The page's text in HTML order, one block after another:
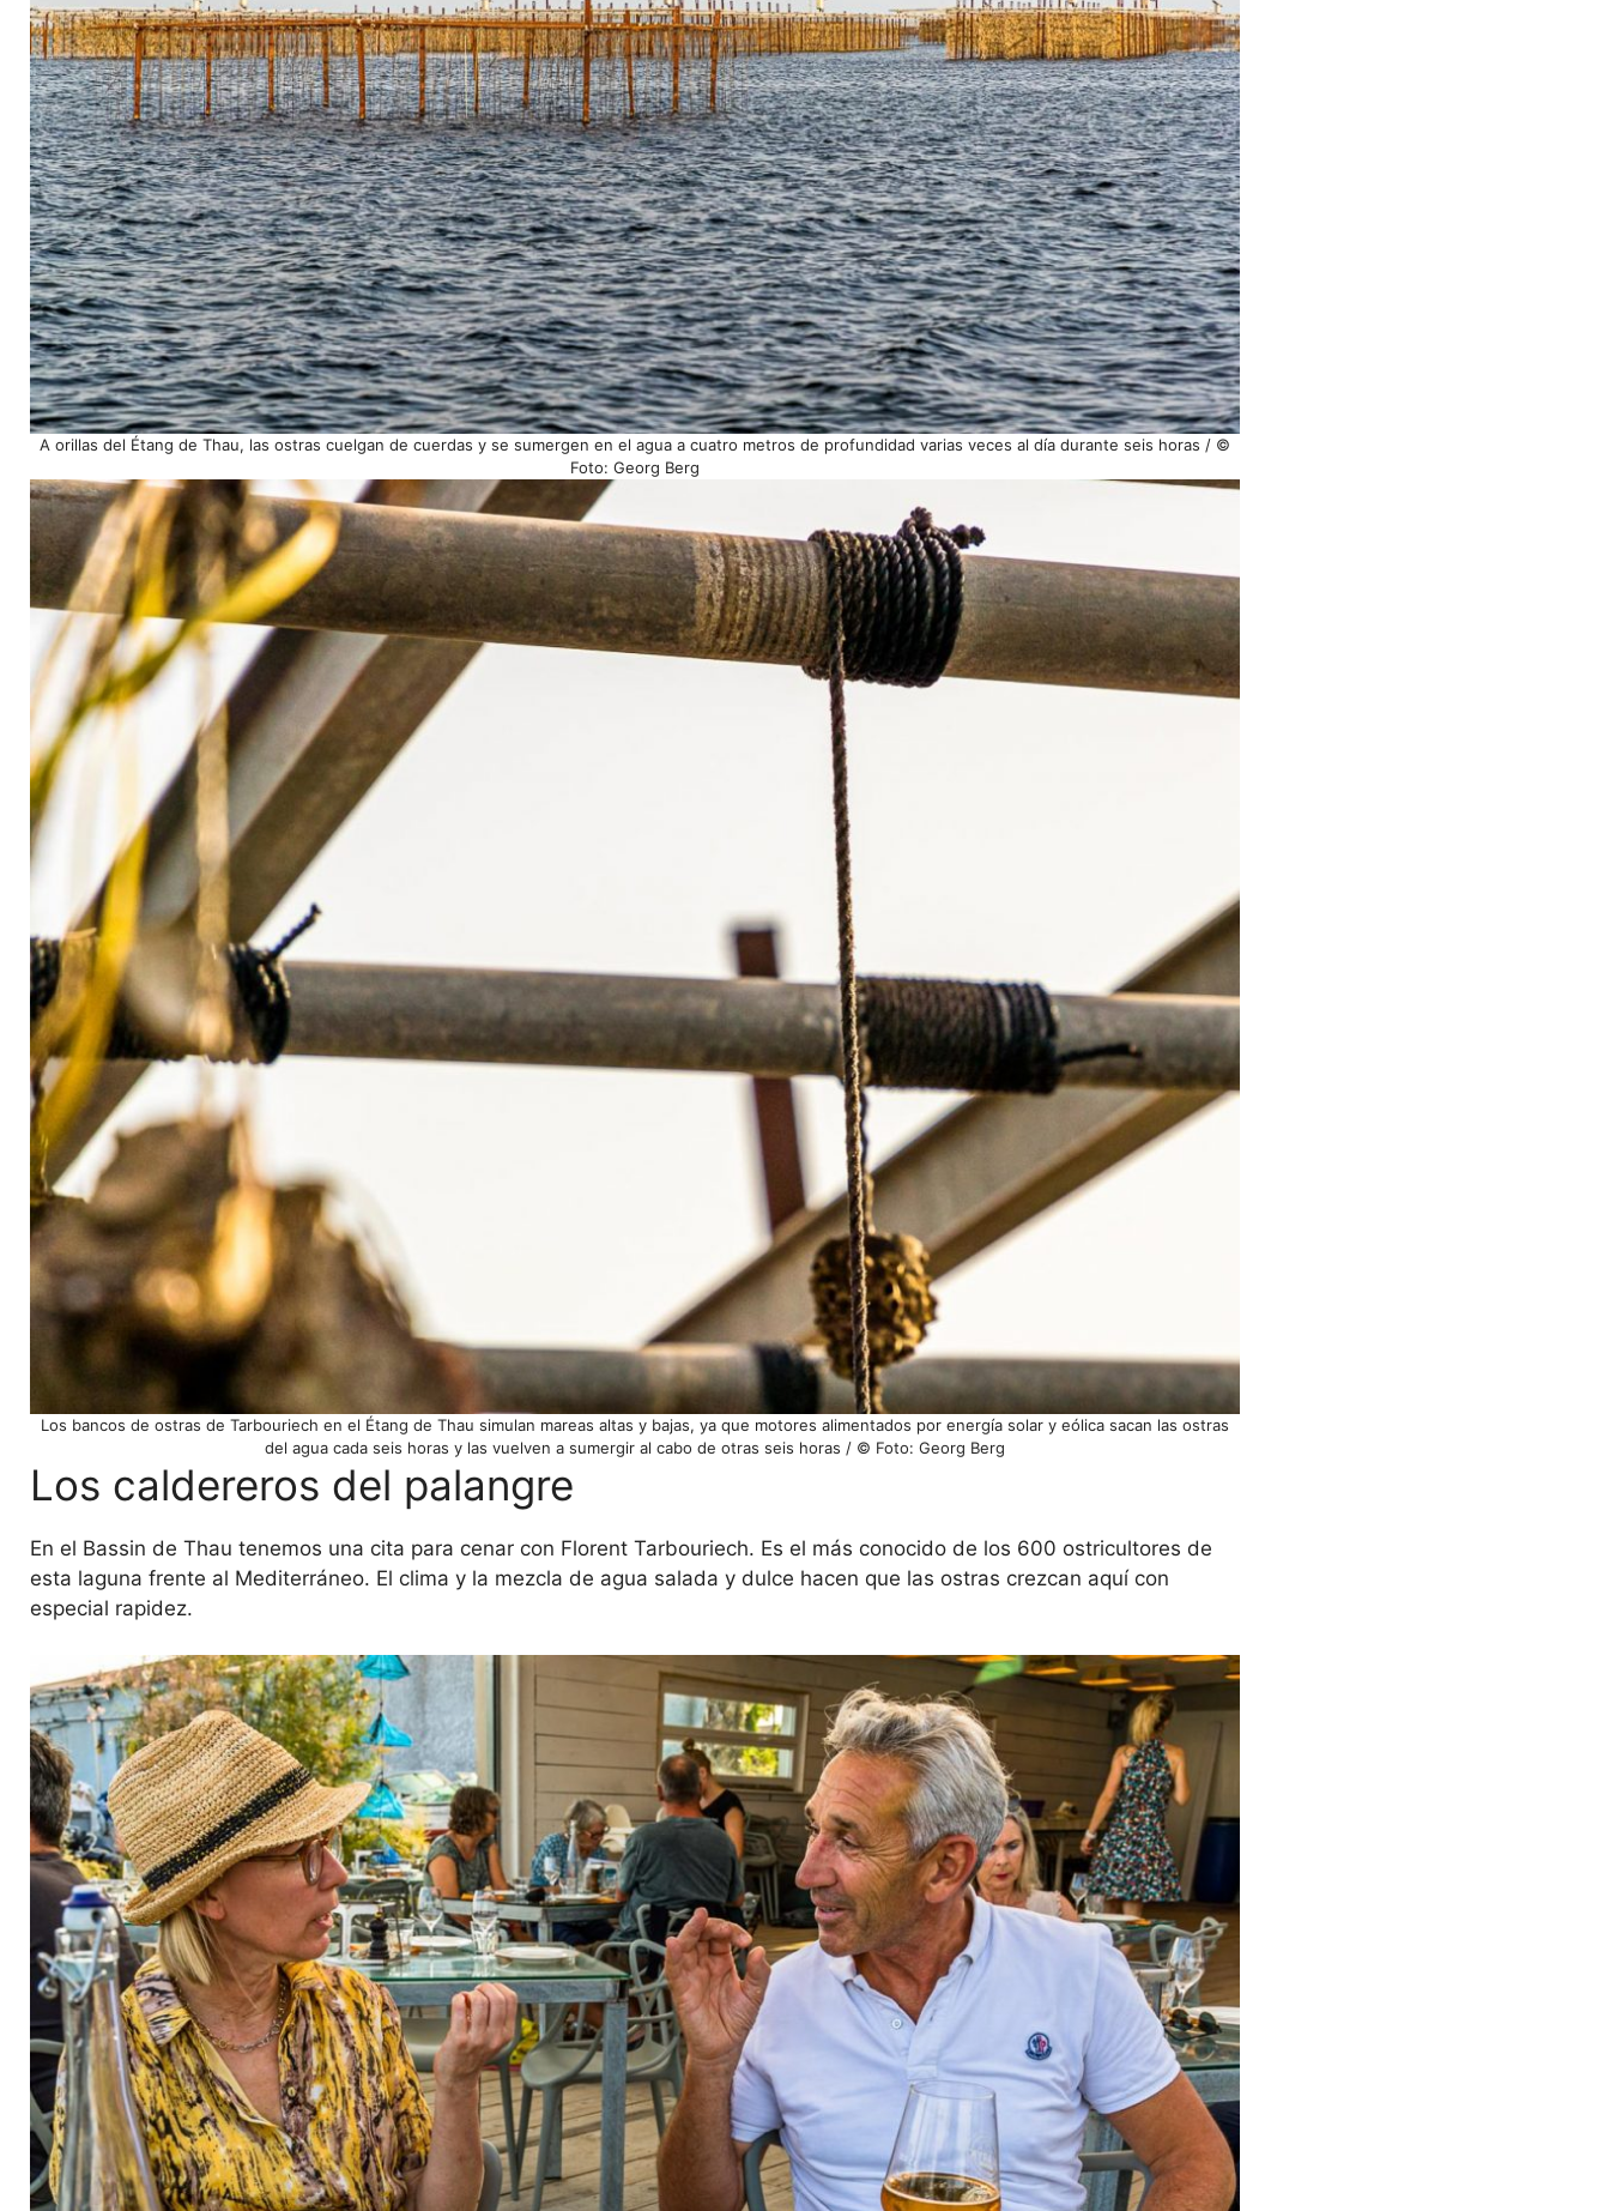
A orillas del Étang de Thau, las ostras cuelgan de cuerdas y se sumergen en el agua a cuatro metros de profundidad varias veces al día durante seis horas / ©
Foto: Georg Berg
Los bancos de ostras de Tarbouriech en el Étang de Thau simulan mareas altas y bajas, ya que motores alimentados por energía solar y eólica sacan las ostras
del agua cada seis horas y las vuelven a sumergir al cabo de otras seis horas / © Foto: Georg Berg
Los caldereros del palangre
En el Bassin de Thau tenemos una cita para cenar con Florent Tarbouriech. Es el más conocido de los 600 ostricultores de
esta laguna frente al Mediterráneo. El clima y la mezcla de agua salada y dulce hacen que las ostras crezcan aquí con
especial rapidez.